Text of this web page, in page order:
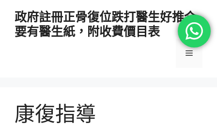
政府註冊正骨復位跌打醫生好推介
要有醫生紙，附收費價目表
選
康復指導